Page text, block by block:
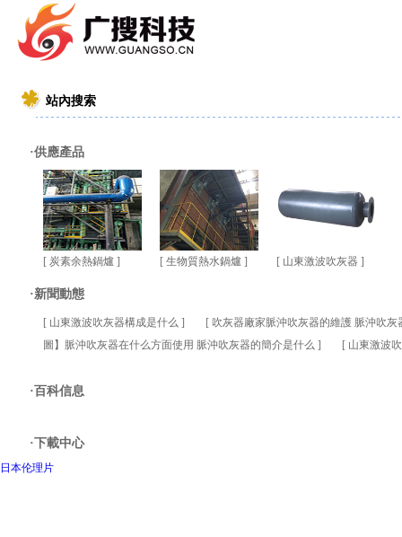
站內搜索
·供應產品
[ 炭素余熱鍋爐 ] [ 生物質熱水鍋爐 ] [ 山東激波吹灰器 ]
·新聞動態
[ 山東激波吹灰器構成是什么 ] [ 吹灰器廠家脈沖吹灰器的維護 脈沖吹灰
圖】脈沖吹灰器在什么方面使用 脈沖吹灰器的簡介是什么 ] [ 山東激波
·百科信息
·下載中心
日本伦理片